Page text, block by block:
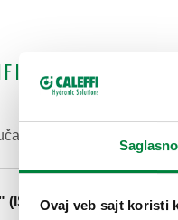
Ovaj veb sajt koristi
(ISO 228-1) ŽN